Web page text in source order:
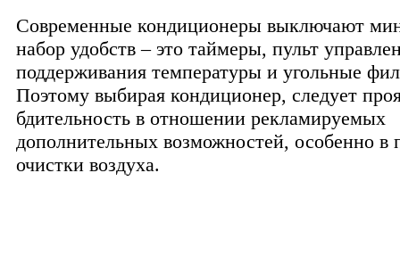
Современные кондиционеры выключают
набор удобств – это таймеры, пульт
поддерживания температуры и угольные
Поэтому выбирая кондиционер, следует
бдительность в отношении рекламируемых
дополнительных возможностей, особенно в
очистки воздуха.